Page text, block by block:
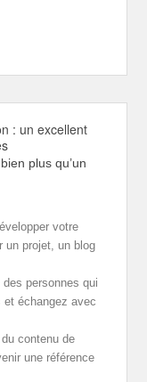
: un excellent
plus qu’un
votre
un projet, un blog
des personnes qui
et échangez avec
contenu de
une référence